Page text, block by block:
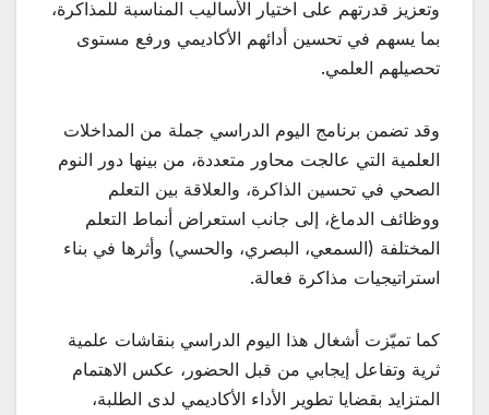
وتعزيز قدرتهم على اختيار الأساليب المناسبة للمذاكرة،
بما يسهم في تحسين أدائهم الأكاديمي ورفع مستوى
تحصيلهم العلمي.
وقد تضمن برنامج اليوم الدراسي جملة من المداخلات
العلمية التي عالجت محاور متعددة، من بينها دور النوم
الصحي في تحسين الذاكرة، والعلاقة بين التعلم
ووظائف الدماغ، إلى جانب استعراض أنماط التعلم
المختلفة (السمعي، البصري، والحسي) وأثرها في بناء
استراتيجيات مذاكرة فعالة.
كما تميّزت أشغال هذا اليوم الدراسي بنقاشات علمية
ثرية وتفاعل إيجابي من قبل الحضور، عكس الاهتمام
المتزايد بقضايا تطوير الأداء الأكاديمي لدى الطلبة،